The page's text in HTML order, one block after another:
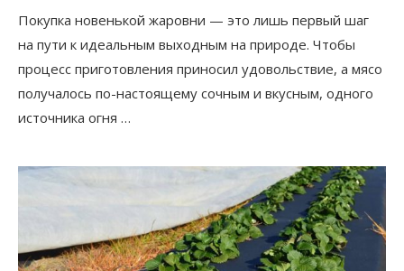
Покупка новенькой жаровни — это лишь первый шаг
на пути к идеальным выходным на природе. Чтобы
процесс приготовления приносил удовольствие, а мясо
получалось по-настоящему сочным и вкусным, одного
источника огня …